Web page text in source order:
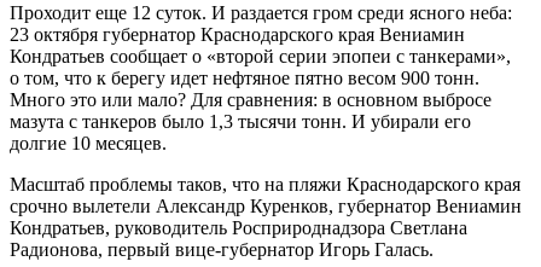
Проходит еще 12 суток. И раздается гром среди ясного неба:
23 октября губернатор Краснодарского края Вениамин
Кондратьев сообщает о «второй серии эпопеи с танкерами»,
о том, что к берегу идет нефтяное пятно весом 900 тонн.
Много это или мало? Для сравнения: в основном выбросе
мазута с танкеров было 1,3 тысячи тонн. И убирали его
долгие 10 месяцев.
Масштаб проблемы таков, что на пляжи Краснодарского края
срочно вылетели Александр Куренков, губернатор Вениамин
Кондратьев, руководитель Росприроднадзора Светлана
Радионова, первый вице-губернатор Игорь Галась.